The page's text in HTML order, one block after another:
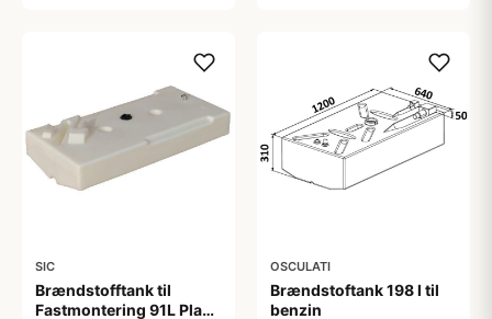
SIC
Brændstofftank til
Fastmontering 91L Plast
OSCULATI
Brændstoftank 198 l til
benzin